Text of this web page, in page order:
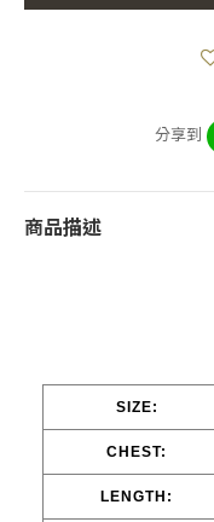
分享到
商品描述
SIZE:
CHEST:
LENGTH: